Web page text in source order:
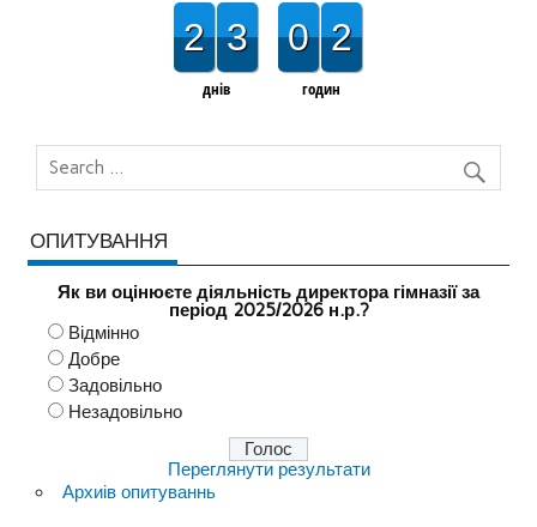
2 3
днів
0 2
годин
ОПИТУВАННЯ
Як ви оцінюєте діяльність директора гімназії за
період 2025/2026 н.р.?
Відмінно
Добре
Задовільно
Незадовільно
Переглянути результати
Архиів опитуваннь